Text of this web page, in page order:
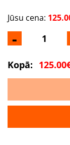
-
Jūsu cena:
Kopā: